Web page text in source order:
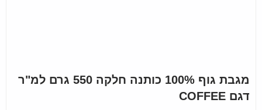
מגבת גוף 100% כותנה חלקה 550 גרם למ"ר
דגם COFFEE